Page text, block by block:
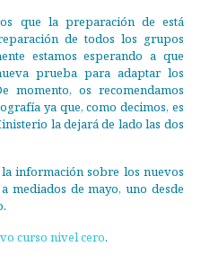
que la preparación de está
de todos los grupos
estamos esperando a que
prueba para adaptar los
momento, os recomendamos
ya que, como decimos, es
la dejará de lado las dos
información sobre los nuevos
mediados de mayo, uno desde
curso nivel cero.